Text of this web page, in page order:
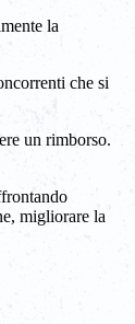
la
che si
un rimborso.
migliorare la